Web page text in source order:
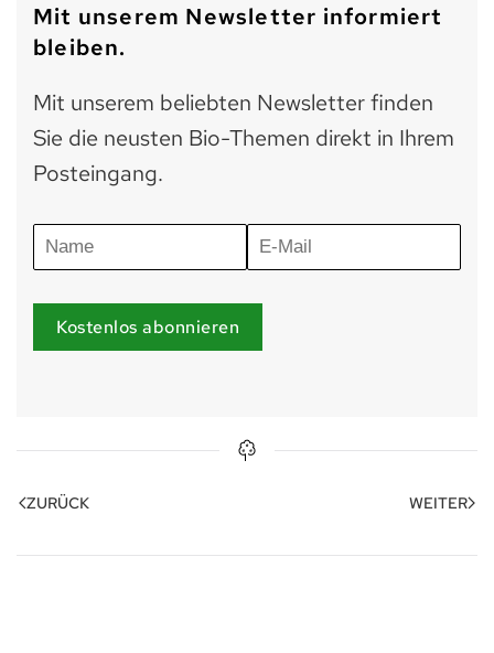
Mit unserem Newsletter informiert
bleiben.
Mit unserem beliebten Newsletter finden
Sie die neusten Bio-Themen direkt in Ihrem
Posteingang.
Kostenlos abonnieren
ZURÜCK WEITER